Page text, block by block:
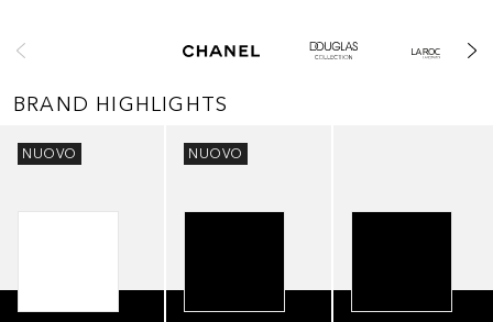
BRAND HIGHLIGHTS
NUOVO NUOVO